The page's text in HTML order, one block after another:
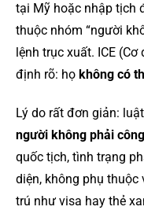
tại Mỹ hoặc nhập tịch
thuộc nhóm “người
lệnh trục xuất. ICE
định rõ: họ không có
Lý do rất đơn giản:
người không phải
quốc tịch, tình trạng
diện, không phụ
trú như visa hay thẻ